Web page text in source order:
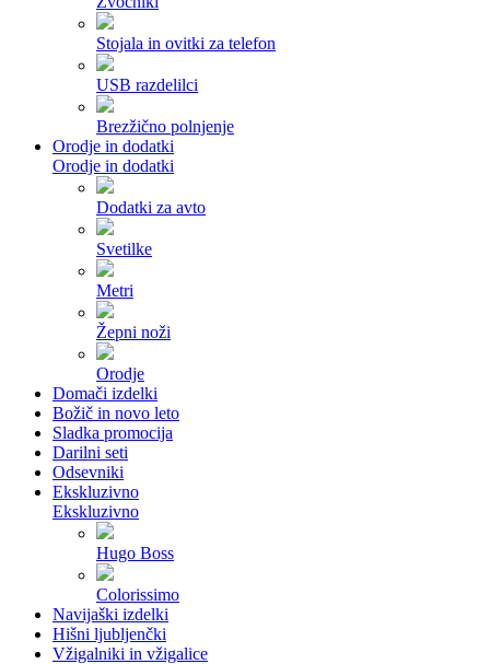
Stojala in ovitki za telefon
USB razdelilci
Brezžično polnjenje
Orodje in dodatki
Orodje in dodatki
Dodatki za avto
Svetilke
Metri
Žepni noži
Orodje
Domači izdelki
Božič in novo leto
Sladka promocija
Darilni seti
Odsevniki
Ekskluzivno
Ekskluzivno
Hugo Boss
Colorissimo
Navijaški izdelki
Hišni ljubljenčki
Vžigalniki in vžigalice